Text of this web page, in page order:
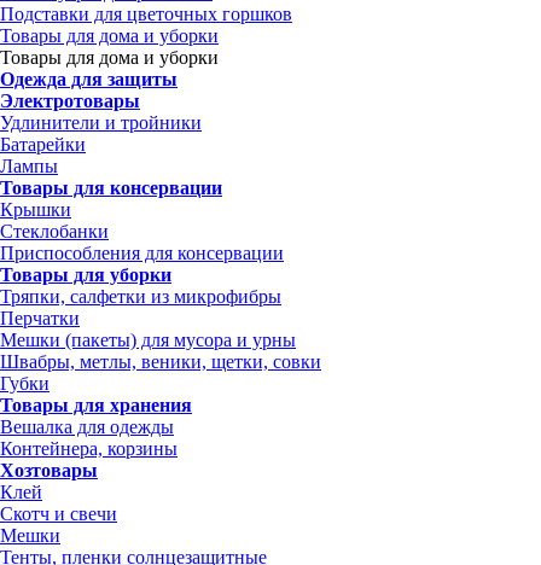
Подставки для цветочных горшков
Товары для дома и уборки
Товары для дома и уборки
Одежда для защиты
Электротовары
Удлинители и тройники
Батарейки
Лампы
Товары для консервации
Крышки
Стеклобанки
Приспособления для консервации
Товары для уборки
Тряпки, салфетки из микрофибры
Перчатки
Мешки (пакеты) для мусора и урны
Швабры, метлы, веники, щетки, совки
Губки
Товары для хранения
Вешалка для одежды
Контейнера, корзины
Хозтовары
Клей
Скотч и свечи
Мешки
Тенты, пленки солнцезащитные